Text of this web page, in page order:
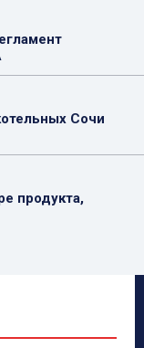
Сочи
продукта,